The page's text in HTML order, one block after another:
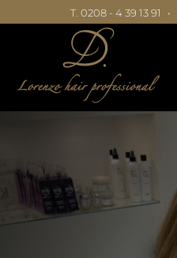
T. 0208 - 4 39 13 91 •